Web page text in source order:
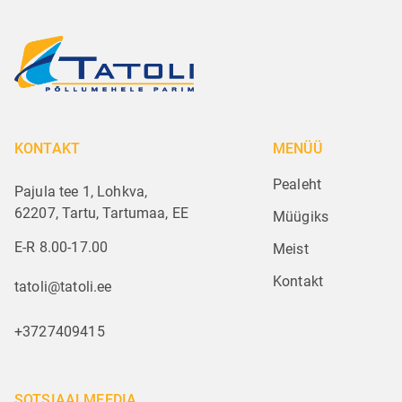
KONTAKT
Pajula tee 1, Lohkva,
62207, Tartu, Tartumaa, EE
E-R 8.00-17.00
tatoli@tatoli.ee
+3727409415
MENÜÜ
Pealeht
Müügiks
Meist
Kontakt